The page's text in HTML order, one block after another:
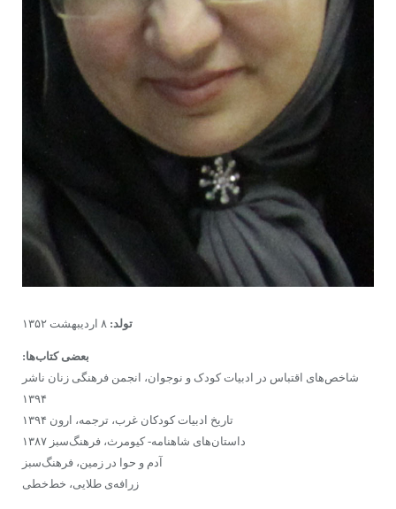
تولد: ۸ اردیبهشت ۱۳۵۲
بعضی کتاب‌ها:
شاخص‌های اقتباس در ادبیات کودک و نوجوان، انجمن فرهنگی زنان ناشر
۱۳۹۴
تاریخ ادبیات کودکان غرب، ترجمه، ارون ۱۳۹۴
داستان‌های شاهنامه- کیومرث، فرهنگ‌سبز ۱۳۸۷
آدم و حوا در زمین، فرهنگ‌سبز
زرافه‌ی طلایی، خط‌خطی